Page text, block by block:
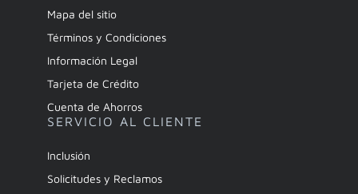
Mapa del sitio
Términos y Condiciones
Información Legal
Tarjeta de Crédito
Cuenta de Ahorros
SERVICIO AL CLIENTE
Inclusión
Solicitudes y Reclamos